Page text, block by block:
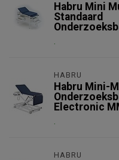
Habru Mini
Standaard
.
HABRU
Habru Mini-
Electronic
.
HABRU